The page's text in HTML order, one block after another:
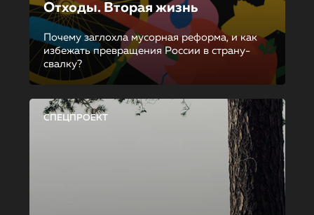
Отходы. Вторая жизнь
Почему заглохла мусорная реформа, и как
избежать превращения России в страну-
свалку?
СПЕЦПРОЕКТ